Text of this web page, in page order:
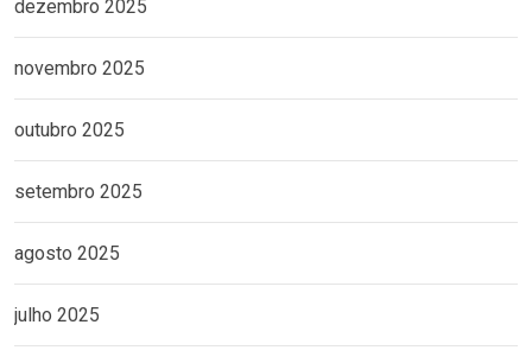
dezembro 2025
novembro 2025
outubro 2025
setembro 2025
agosto 2025
julho 2025